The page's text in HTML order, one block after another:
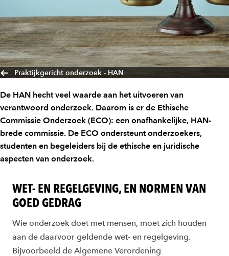
Praktijkgericht onderzoek - HAN
De HAN hecht veel waarde aan het uitvoeren van
verantwoord onderzoek. Daarom is er de Ethische
Commissie Onderzoek (ECO): een onafhankelijke, HAN-
brede commissie. De ECO ondersteunt onderzoekers,
studenten en begeleiders bij de ethische en juridische
aspecten van onderzoek.
WET- EN REGELGEVING, EN NORMEN VAN
GOED GEDRAG
Wie onderzoek doet met mensen, moet zich houden
aan de daarvoor geldende wet- en regelgeving.
Bijvoorbeeld de Algemene Verordening